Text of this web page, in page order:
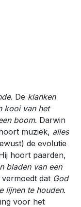
. De klanken
kooi van het
boom. Darwin
muziek, alles
de evolutie
hoort paarden,
bladen van een
vermoedt dat God
lijnen te houden.
voor het